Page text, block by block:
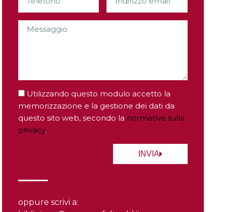
Utilizzando questo modulo accetto la
memorizzazione e la gestione dei dati da
questo sito web, secondo la normativa sulla
privacy.
INVIA
oppure scrivi a: